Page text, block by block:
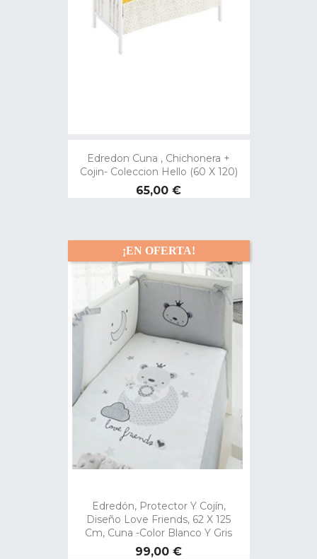
Edredon Cuna , Chichonera +
Cojin- Coleccion Hello (60 X 120)
Precio
65,00 €
Edredón, Protector Y Cojín,
Diseño Love Friends, 62 X 125
Cm, Cuna -color Blanco Y Gris
Precio
99,00 €
¡EN OFERTA!